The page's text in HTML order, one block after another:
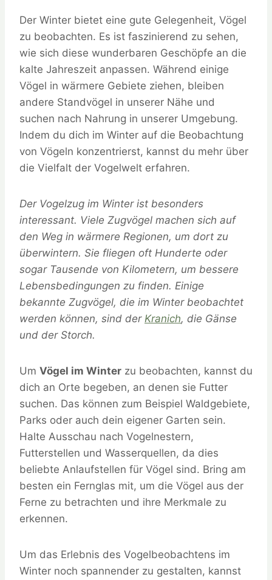
Der Winter bietet eine gute Gelegenheit, Vögel
zu beobachten. Es ist faszinierend zu sehen,
wie sich diese wunderbaren Geschöpfe an die
kalte Jahreszeit anpassen. Während einige
Vögel in wärmere Gebiete ziehen, bleiben
andere Standvögel in unserer Nähe und
suchen nach Nahrung in unserer Umgebung.
Indem du dich im Winter auf die Beobachtung
von Vögeln konzentrierst, kannst du mehr über
die Vielfalt der Vogelwelt erfahren.
Der Vogelzug im Winter ist besonders
interessant. Viele Zugvögel machen sich auf
den Weg in wärmere Regionen, um dort zu
überwintern. Sie fliegen oft Hunderte oder
sogar Tausende von Kilometern, um bessere
Lebensbedingungen zu finden. Einige
bekannte Zugvögel, die im Winter beobachtet
werden können, sind der Kranich, die Gänse
und der Storch.
Um Vögel im Winter zu beobachten, kannst du
dich an Orte begeben, an denen sie Futter
suchen. Das können zum Beispiel Waldgebiete,
Parks oder auch dein eigener Garten sein.
Halte Ausschau nach Vogelnestern,
Futterstellen und Wasserquellen, da dies
beliebte Anlaufstellen für Vögel sind. Bring am
besten ein Fernglas mit, um die Vögel aus der
Ferne zu betrachten und ihre Merkmale zu
erkennen.
Um das Erlebnis des Vogelbeobachtens im
Winter noch spannender zu gestalten, kannst